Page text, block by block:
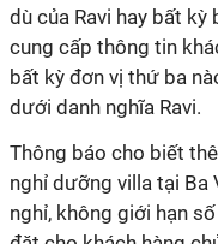
dù của Ravi hay bất kỳ
cung cấp thông tin
bất kỳ đơn vị thứ ba
dưới danh nghĩa Ravi.
Thông báo cho biết
nghỉ dưỡng villa tại Ba
nghỉ, không giới hạn